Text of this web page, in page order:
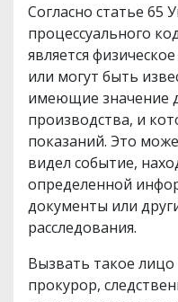
Согласно статье 65
процессуального
является
или могут быть
имеющие значение
производства, и
показаний. Это
видел событие,
определенной
документы или
расследования.
Вызвать такое лицо
прокурор,